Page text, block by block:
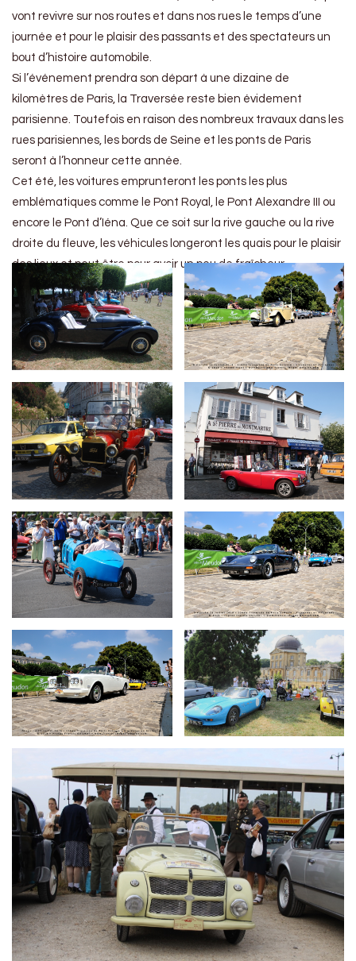
vont revivre sur nos routes et dans nos rues le temps d’une
journée et pour le plaisir des passants et des spectateurs un
bout d’histoire automobile.
Si l’événement prendra son départ à une dizaine de
kilomètres de Paris, la Traversée reste bien évidement
parisienne. Toutefois en raison des nombreux travaux dans les
rues parisiennes, les bords de Seine et les ponts de Paris
seront à l’honneur cette année.
Cet été, les voitures emprunteront les ponts les plus
emblématiques comme le Pont Royal, le Pont Alexandre III ou
encore le Pont d’Iéna. Que ce soit sur la rive gauche ou la rive
droite du fleuve, les véhicules longeront les quais pour le plaisir
des lieux et peut être pour avoir un peu de fraîcheur.